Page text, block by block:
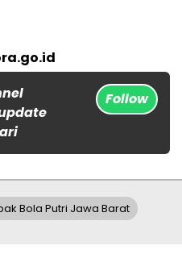
Follow
Bola Putri Jawa Barat